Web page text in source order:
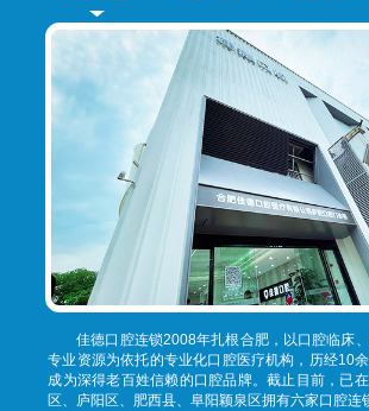
佳德口腔连锁2008年扎根合肥，以口腔临床
专业资源为依托的专业化口腔医疗机构，历经10
成为深得老百姓信赖的口腔品牌。截止目前，已
区、庐阳区、肥西县、阜阳颖泉区拥有六家口腔连